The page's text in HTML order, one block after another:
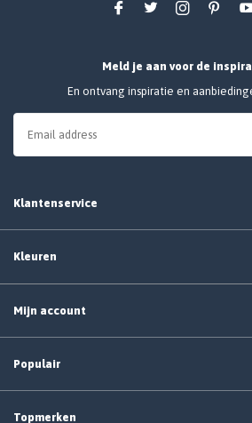
Meld je aan voor de
En ontvang inspiratie en
Klantenservice
Kleuren
Mijn account
Populair
Topmerken